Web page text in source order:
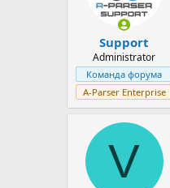
Support
Administrator
Команда форума
A-Parser Enterprise
V